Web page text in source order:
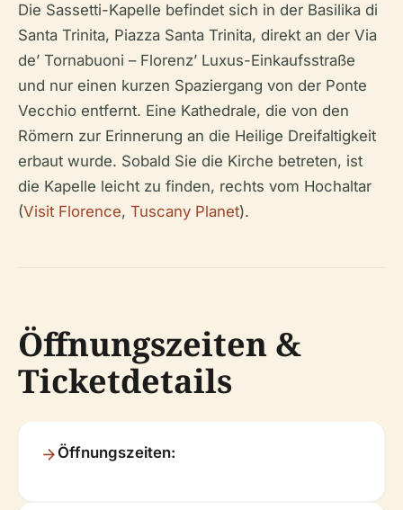
Die Sassetti-Kapelle befindet sich in der Basilika di
Santa Trinita, Piazza Santa Trinita, direkt an der Via
de’ Tornabuoni – Florenz’ Luxus-Einkaufsstraße
und nur einen kurzen Spaziergang von der Ponte
Vecchio entfernt. Eine Kathedrale, die von den
Römern zur Erinnerung an die Heilige Dreifaltigkeit
erbaut wurde. Sobald Sie die Kirche betreten, ist
die Kapelle leicht zu finden, rechts vom Hochaltar
(Visit Florence, Tuscany Planet).
Öffnungszeiten &
Ticketdetails
Öffnungszeiten: